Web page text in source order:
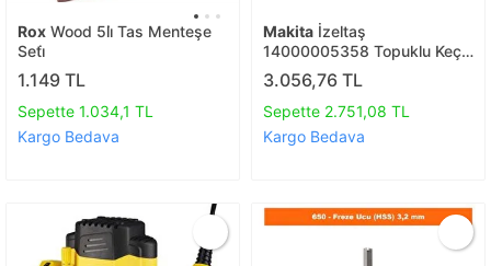
Rox Wood 5li̇ Tas Menteşe
Seti̇
1.149 TL
Sepette 1.034,1 TL
Kargo Bedava
Makita İzeltaş
14000005358 Topuklu Keçe
Levye
3.056,76 TL
Sepette 2.751,08 TL
Kargo Bedava